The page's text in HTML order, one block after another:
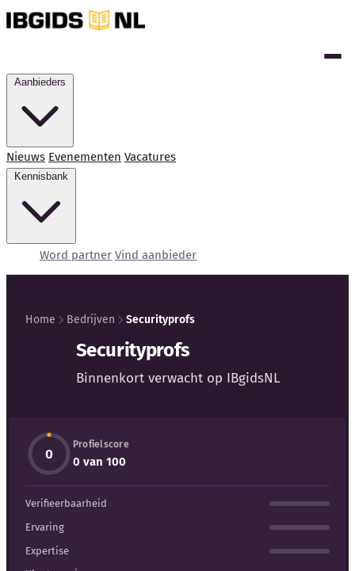
Nieuws Evenementen Vacatures
Word partner Vind aanbieder
Externe bronnen
Woordenboek
Auteurs
Home Bedrijven Securityprofs
Securityprofs
Binnenkort verwacht op IBgidsNL
0
Profielscore
0 van 100
Verifieerbaarheid
Ervaring
Expertise